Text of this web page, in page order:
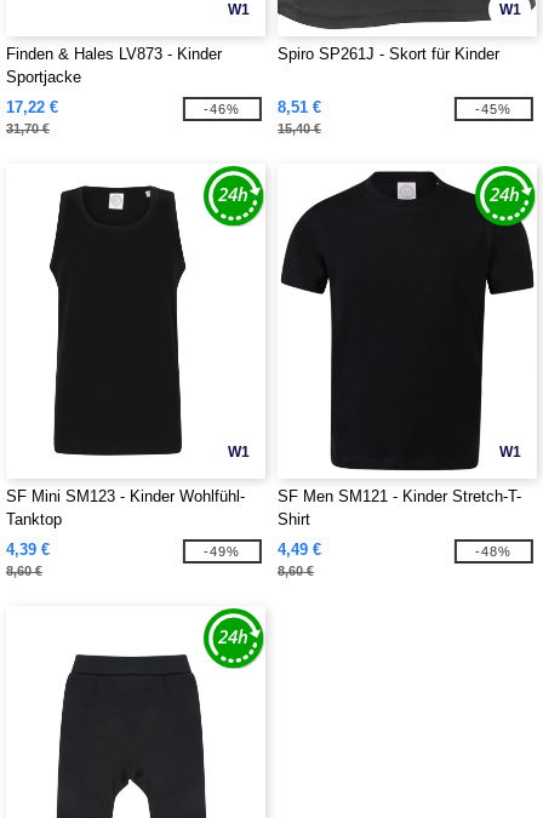
W1
Finden & Hales LV873 - Kinder
Sportjacke
17,22 €
31,70 €
-46%
W1
Spiro SP261J - Skort für Kinder
8,51 €
15,40 €
-45%
W1
SF Mini SM123 - Kinder Wohlfühl-
Tanktop
4,39 €
8,60 €
-49%
W1
SF Men SM121 - Kinder Stretch-T-
Shirt
4,49 €
8,60 €
-48%